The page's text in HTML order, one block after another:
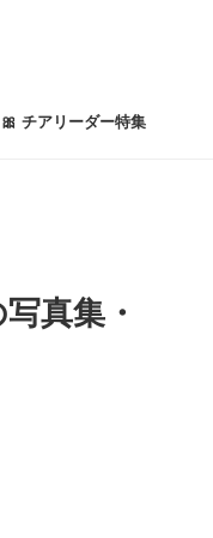
🎀 チアリーダー特集
真集・